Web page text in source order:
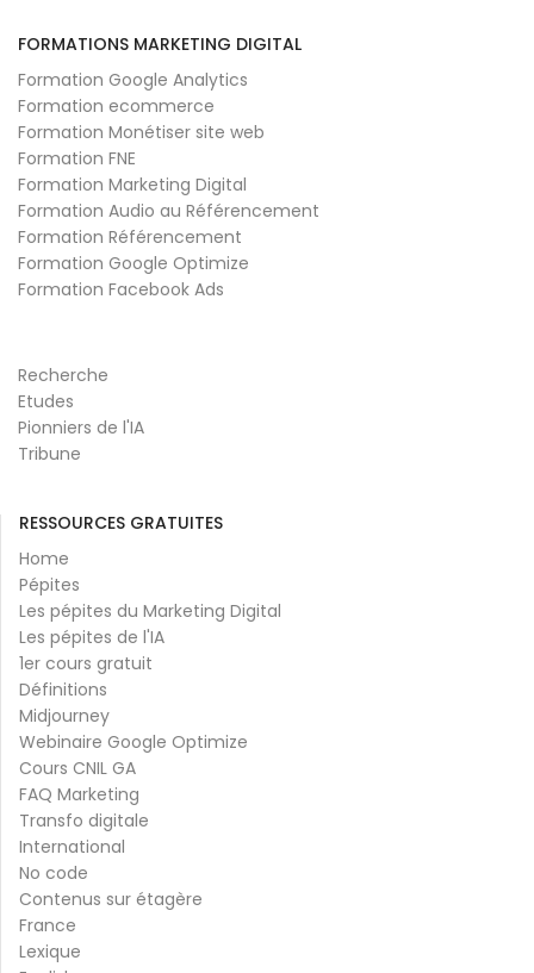
FORMATIONS MARKETING DIGITAL
Formation Google Analytics
Formation ecommerce
Formation Monétiser site web
Formation FNE
Formation Marketing Digital
Formation Audio au Référencement
Formation Référencement
Formation Google Optimize
Formation Facebook Ads
Recherche
Etudes
Pionniers de l'IA
Tribune
RESSOURCES GRATUITES
Home
Pépites
Les pépites du Marketing Digital
Les pépites de l'IA
1er cours gratuit
Définitions
Midjourney
Webinaire Google Optimize
Cours CNIL GA
FAQ Marketing
Transfo digitale
International
No code
Contenus sur étagère
France
Lexique